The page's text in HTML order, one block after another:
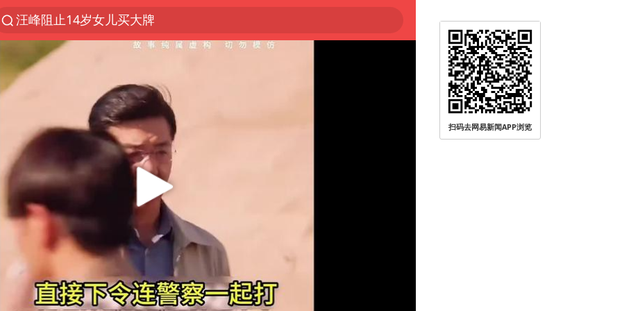
汪峰阻止14岁女儿买大牌
夜幕落下 运动上场
泸溪河：桃酥吃出金属牙冠视频不实
美国将对多晶硅衍生品加征15%关税
四川宜宾市发生5.0级左右地震
改名后的“青海拉面”店
泰国校园枪击案死亡人数升至7人
1岁宝宝碰坏纸巾盒 宝妈被索赔924元
泰高官回应中国人在泰遭歧视：全面调查
女子开一天一夜空调后二氧化碳中毒
97岁英国奶奶飞上天再破吉尼斯纪录
扫码去网易新闻APP浏览